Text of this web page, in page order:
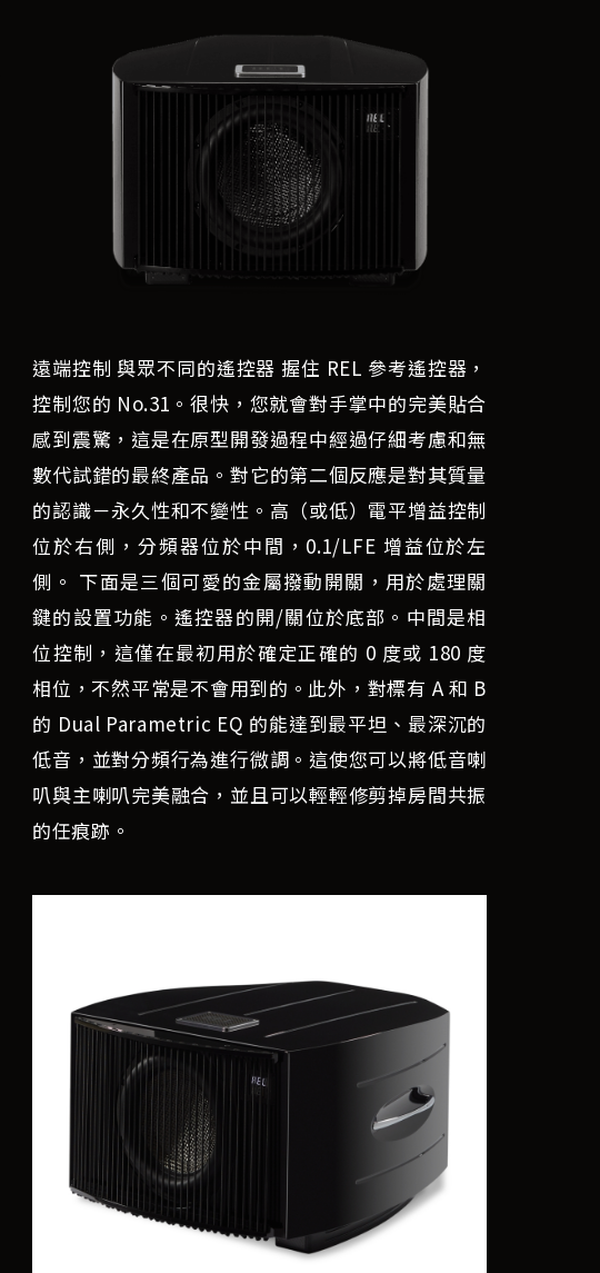
遠端控制 與眾不同的遙控器 握住 REL 參考遙控器，
控制您的 No.31。很快，您就會對手掌中的完美貼合
感到震驚，這是在原型開發過程中經過仔細考慮和無
數代試錯的最終產品。對它的第二個反應是對其質量
的認識－永久性和不變性。高（或低）電平增益控制
位於右側，分頻器位於中間，0.1/LFE 增益位於左
側。 下面是三個可愛的金屬撥動開關，用於處理關
鍵的設置功能。遙控器的開/關位於底部。中間是相
位控制，這僅在最初用於確定正確的 0 度或 180 度
相位，不然平常是不會用到的。此外，對標有 A 和 B
的 Dual Parametric EQ 的能達到最平坦、最深沉的
低音，並對分頻行為進行微調。這使您可以將低音喇
叭與主喇叭完美融合，並且可以輕輕修剪掉房間共振
的任痕跡。